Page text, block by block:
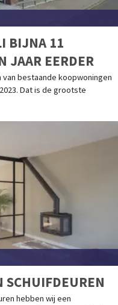
BIJNA 11
JAAR EERDER
van bestaande koopwoningen
Dat is de grootste
SCHUIFDEUREN
hebben wij een